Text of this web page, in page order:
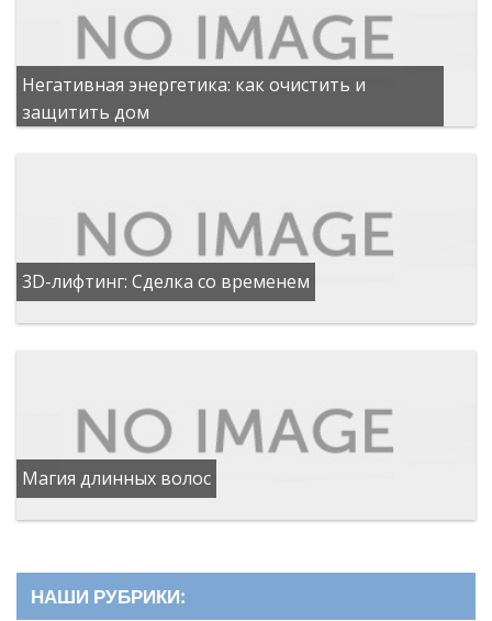
Негативная энергетика: как очистить и
защитить дом
3D-лифтинг: Сделка со временем
Магия длинных волос
НАШИ РУБРИКИ: